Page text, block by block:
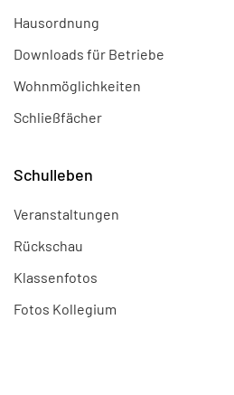
Hausordnung
Downloads für Betriebe
Wohnmöglichkeiten
Schließfächer
Schulleben
Veranstaltungen
Rückschau
Klassenfotos
Fotos Kollegium